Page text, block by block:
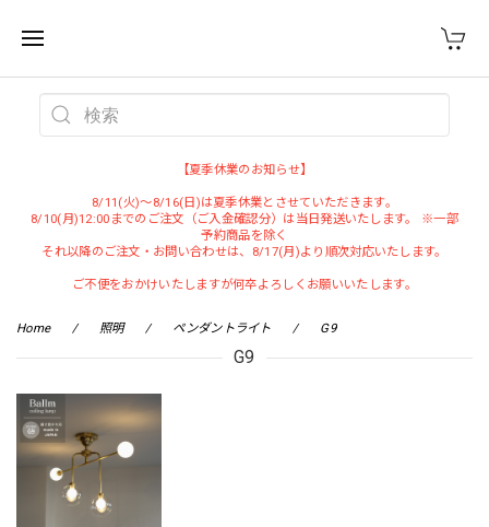
【夏季休業のお知らせ】
8/11(火)～8/16(日)は夏季休業とさせていただきます。
8/10(月)12:00までのご注文（ご入金確認分）は当日発送いたします。 ※一部
予約商品を除く
それ以降のご注文・お問い合わせは、8/17(月)より順次対応いたします。
ご不便をおかけいたしますが何卒よろしくお願いいたします。
Home 照明 ペンダントライト G9
G9